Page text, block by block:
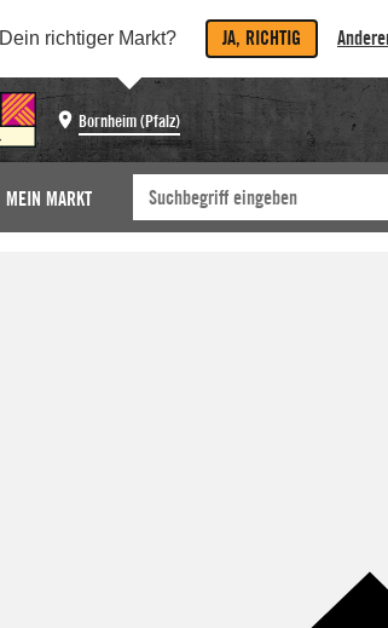
Dein richtiger Markt? JA, RICHTIG
Bornheim (Pfalz)
MEIN MARKT